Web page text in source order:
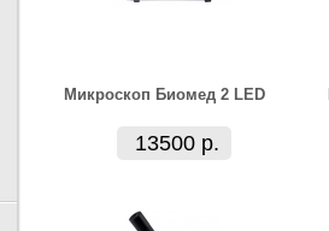
Микpоскоп Биомед 2 LED
13500 р.